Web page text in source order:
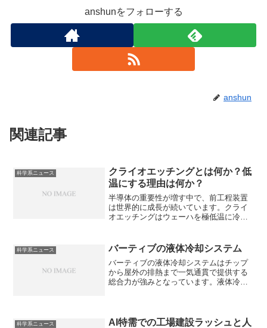
anshunをフォローする
anshun
関連記事
科学系ニュース
クライオエッチングとは何か？低
温にする理由は何か？
半導体の重要性が増す中で、前工程装置
は世界的に成長が続いています。クライ
オエッチングはウェーハを極低温に冷却
細構造を実現します。なぜ低温にするこ
とで高アスペクト比の微細構造が可能に
なるのかを知ることができます。
科学系ニュース バーティブの液体冷却システム
バーティブの液体冷却システムはチップ
から屋外の排熱まで一気通貫で提供する
総合力が強みとなっています。液体冷却
科学系ニュース
AI特需での工場建設ラッシュと人